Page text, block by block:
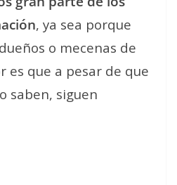
, ya sea porque
o mecenas de
es que a pesar de que
saben, siguen